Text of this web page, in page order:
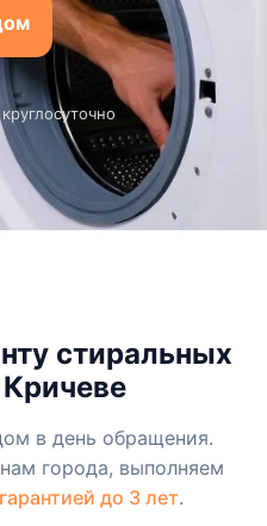
стиральных
в день обращения.
города, выполняем
гарантией до 3 лет.